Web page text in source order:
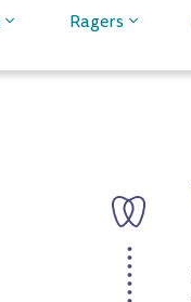
Ragers